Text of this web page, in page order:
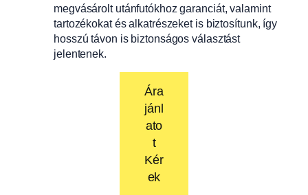
megvásárolt utánfutókhoz garanciát, valamint
tartozékokat és alkatrészeket is biztosítunk, így
hosszú távon is biztonságos választást
jelentenek.
Ára
jánl
ato
t
Kér
ek